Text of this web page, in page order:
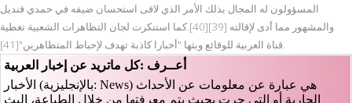
المسؤولون له المجال بذلك الأمر الذي لاقى استحسان ضيفه في حمدي قنديل
والمشهور مما أدى لإقالته [39][40].كما استنكرت لجان التظاهرات الشعبية تغطية
قناة العربية للوقائع وبثها "أخبارا كاذبة تهدف لإحباط المتظاهرين"[41].